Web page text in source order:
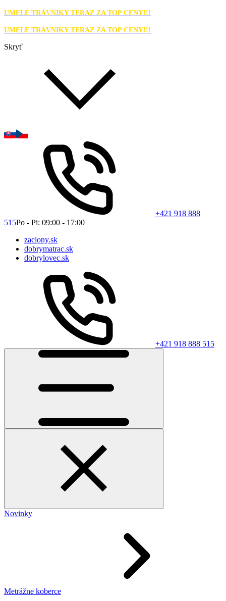
UMELÉ TRÁVNIKY TERAZ ZA TOP CENY!!!
UMELÉ TRÁVNIKY TERAZ ZA TOP CENY!!!
Skryť
+421 918 888
515Po - Pi: 09:00 - 17:00
zaclony.sk
dobrymatrac.sk
dobrylovec.sk
+421 918 888 515
Novinky
Metrážne koberce